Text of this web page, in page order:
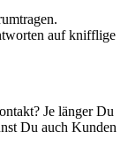
auf knifflige
Je länger Du
Du auch Kunden